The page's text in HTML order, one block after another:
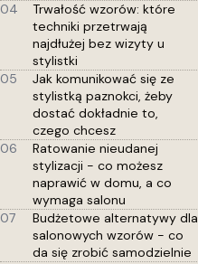
04
Trwałość wzorów: które
techniki przetrwają
najdłużej bez wizyty u
stylistki
05
Jak komunikować się ze
stylistką paznokci, żeby
dostać dokładnie to,
czego chcesz
06
Ratowanie nieudanej
stylizacji - co możesz
naprawić w domu, a co
wymaga salonu
07
Budżetowe alternatywy dla
salonowych wzorów - co
da się zrobić samodzielnie